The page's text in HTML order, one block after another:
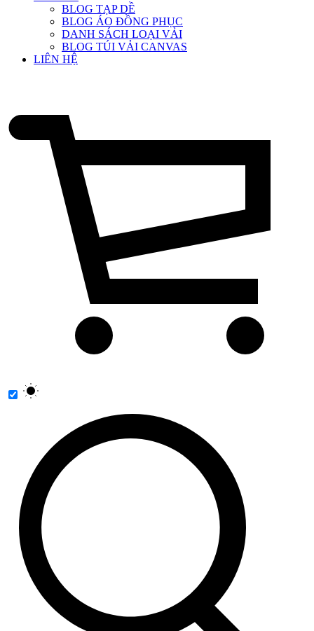
BLOG TẠP DỀ
BLOG ÁO ĐỒNG PHỤC
DANH SÁCH LOẠI VẢI
BLOG TÚI VẢI CANVAS
LIÊN HỆ